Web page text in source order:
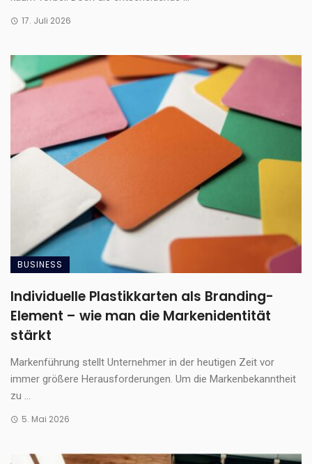
17. Juli 2026
BUSINESS
Individuelle Plastikkarten als Branding-
Element – wie man die Markenidentität
stärkt
Markenführung stellt Unternehmer in der heutigen Zeit vor
immer größere Herausforderungen. Um die Markenbekanntheit
zu ...
5. Mai 2026